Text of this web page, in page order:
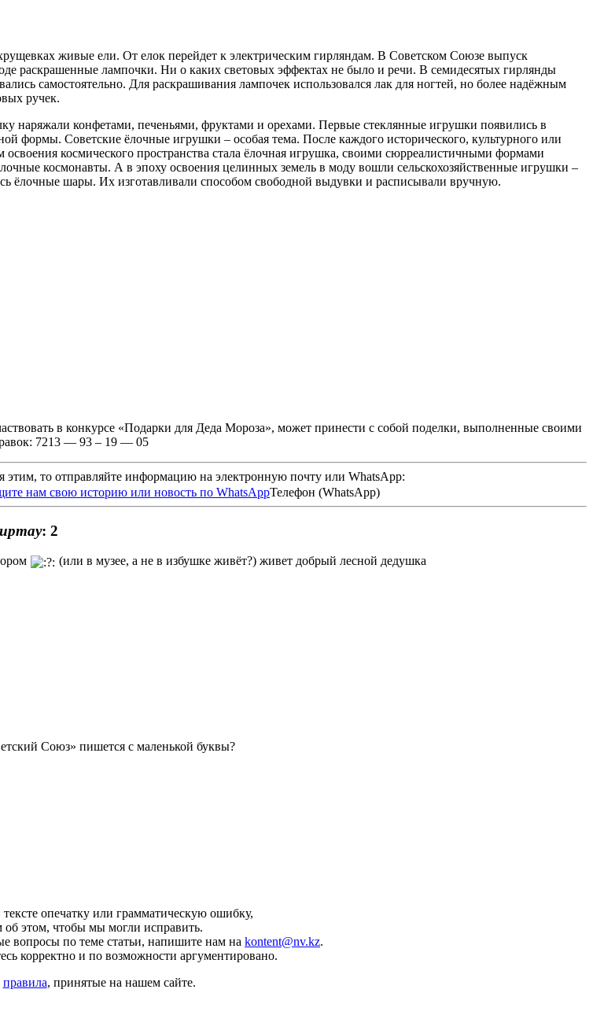
живые ели. От елок перейдет к электрическим гирляндам. В Советском Союзе выпуск
раскрашенные лампочки. Ни о каких световых эффектах не было и речи. В семидесятых гирлянды
самостоятельно. Для раскрашивания лампочек использовался лак для ногтей, но более надёжным
ручек.
наряжали конфетами, печеньями, фруктами и орехами. Первые стеклянные игрушки появились в
формы. Советские ёлочные игрушки – особая тема. После каждого исторического, культурного или
космического пространства стала ёлочная игрушка, своими сюрреалистичными формами
космонавты. А в эпоху освоения целинных земель в моду вошли сельскохозяйственные игрушки –
ёлочные шары. Их изготавливали способом свободной выдувки и расписывали вручную.
в конкурсе «Подарки для Деда Мороза», может принести с собой поделки, выполненные своими
7213 — 93 – 19 — 05
этим, то отправляйте информацию на электронную почту или WhatsApp:
Телефон (WhatsApp)
: 2
(или в музее, а не в избушке живёт?) живет добрый лесной дедушка
Союз» пишется с маленькой буквы?
опечатку или грамматическую ошибку,
об этом, чтобы мы могли исправить.
вопросы по теме статьи, напишите нам на kontent@nv.kz.
корректно и по возможности аргументировано.
правила, принятые на нашем сайте.